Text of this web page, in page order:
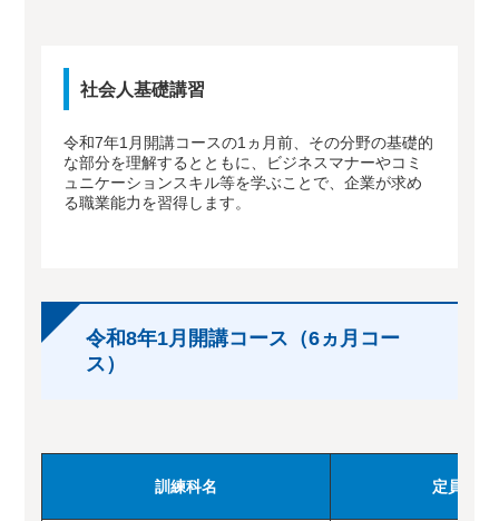
社会人基礎講習
令和7年1月開講コースの1ヵ月前、その分野の基礎的
な部分を理解するとともに、ビジネスマナーやコミ
ュニケーションスキル等を学ぶことで、企業が求め
る職業能力を習得します。
令和8年1月開講コース（6ヵ月コー
ス）
訓練科名 定員